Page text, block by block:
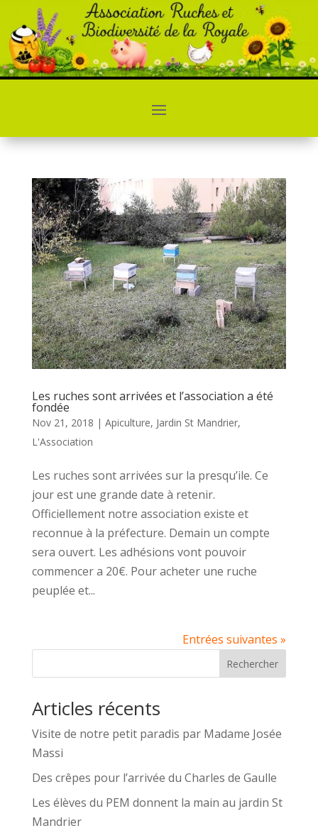
Les ruches sont arrivées et l’association a été
fondée
Nov 21, 2018 | Apiculture, Jardin St Mandrier,
L'Association
Les ruches sont arrivées sur la presqu’ile. Ce
jour est une grande date à retenir.
Officiellement notre association existe et
reconnue à la préfecture. Demain un compte
sera ouvert. Les adhésions vont pouvoir
commencer a 20€. Pour acheter une ruche
peuplée et...
Entrées suivantes »
Rechercher
Articles récents
Visite de notre petit paradis par Madame Josée
Massi
Des crêpes pour l’arrivée du Charles de Gaulle
Les élèves du PEM donnent la main au jardin St
Mandrier